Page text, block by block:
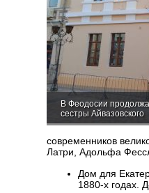
В Феодосии
сестры Айвазовского
современников
Латри, Адольфа
Дом для
1880-х годах.